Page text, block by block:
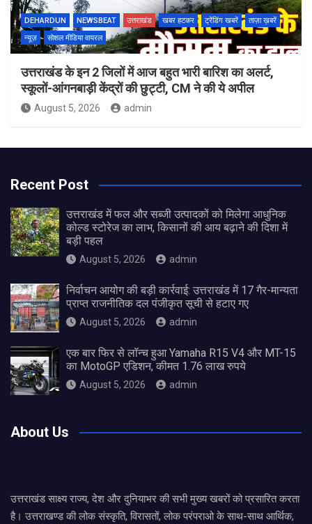
DEHARDUN NEWSBEAT उत्तराखंड खबर हटकर ट्रेंडिंग खबरें
ताज़ा ख़बरें
न्यूज़
सोशल मीडिया वायरल
उत्तराखंड के इन 2 जिलों में आज बहुत भारी बारिश का अलर्ट,
स्कूलों-आंगनबाड़ी केंद्रों की छुट्टी, CM ने की ये अपील
August 5, 2026 admin
Recent Post
उत्तराखंड में फल और सब्जी उत्पादकों को मिलेगा आधुनिक
कोल्ड स्टोरेज का लाभ, किसानों की आय बढ़ाने की दिशा में
बड़ी पहल
August 5, 2026 admin
निर्वाचन आयोग की बड़ी कार्रवाई: उत्तराखंड में 17 गैर-मान्यता
प्राप्त राजनीतिक दल पंजीकृत सूची से हटाए गए
August 5, 2026 admin
एक बार फिर से लॉन्च हुआ Yamaha R15 V4 और MT-15
का MotoGP एडिशन, कीमत 1.76 लाख रुपये
August 5, 2026 admin
About Us
उत्तराखंड साक्ष्य राज्य, देश और दुनियाभर की सभी मुख्य खबरों को प्रसारित करता
है। उत्तराखण्ड की लोक संस्कृति, विरासतों, लोक परंपराओ के साथ-साथ आर्थिक,